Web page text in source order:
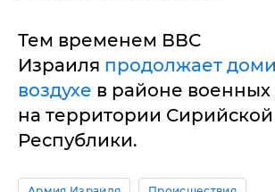
Тем временем ВВС
Израиля продолжает
воздухе в районе военных
на территории
Республики.